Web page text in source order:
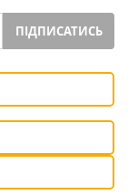
ПІДПИСАТИСЬ